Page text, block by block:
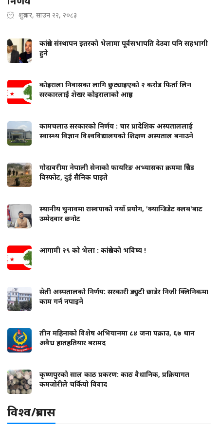
शुक्रबार, साउन २२, २०८३
कांग्रेस संस्थापन इतरको भेलामा पूर्वसभापति देउवा पनि सहभागी
हुने
कोइराला निवासका लागि छुट्याइएको २ करोड फिर्ता लिन
सरकारलाई शेखर कोइरालाको आग्रह
कामचलाउ सरकारको निर्णय : चार प्रादेशिक अस्पताललाई
स्वास्थ्य विज्ञान विश्वविद्यालयको शिक्षण अस्पताल बनाउने
गोदावरीमा नेपाली सेनाको फायरिङ अभ्यासका क्रममा ग्रिनेड
विस्फोट, दुई सैनिक घाइते
स्थानीय चुनावमा रास्वपाको नयाँ प्रयोग, 'क्यान्डिडेट क्लब'बाट
उम्मेदवार छनोट
आगामी २९ को भेला : कांग्रेसको भविष्य !
सेती अस्पतालको निर्णय: सरकारी ड्युटी छाडेर निजी क्लिनिकमा
काम गर्न नपाइने
तीन महिनाको विशेष अभियानमा ८४ जना पक्राउ, ६७ थान
अवैध हातहतियार बरामद
कृष्णपुरको साल काठ प्रकरण: काठ वैधानिक, प्रक्रियागत
कमजोरीले चर्कियो विवाद
विश्व/प्रबास